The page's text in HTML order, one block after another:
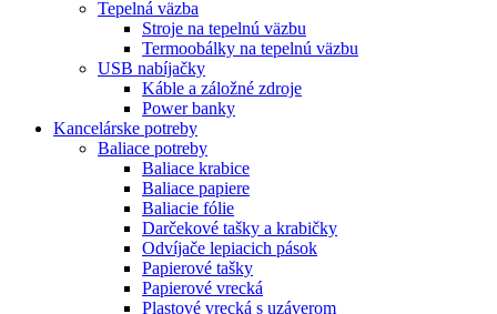
Tepelná väzba
Stroje na tepelnú väzbu
Termoobálky na tepelnú väzbu
USB nabíjačky
Káble a záložné zdroje
Power banky
Kancelárske potreby
Baliace potreby
Baliace krabice
Baliace papiere
Baliacie fólie
Darčekové tašky a krabičky
Odvíjače lepiacich pások
Papierové tašky
Papierové vrecká
Plastové vrecká s uzáverom